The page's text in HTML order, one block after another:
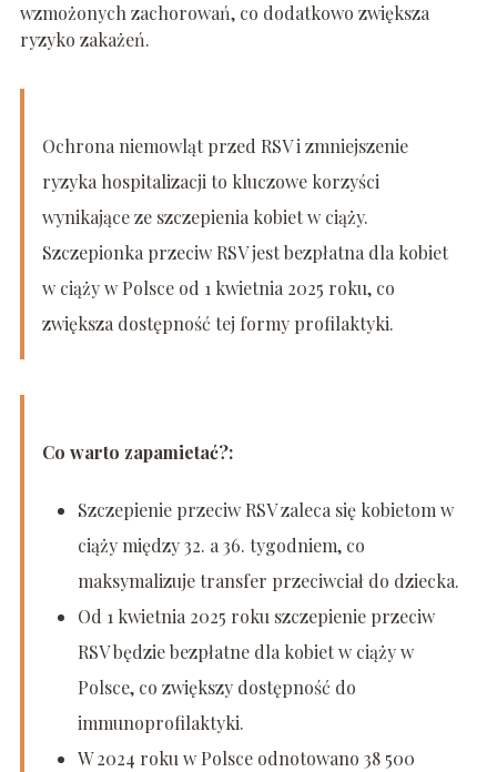
wzmożonych zachorowań, co dodatkowo zwiększa
ryzyko zakażeń.
Ochrona niemowląt przed RSV i zmniejszenie
ryzyka hospitalizacji to kluczowe korzyści
wynikające ze szczepienia kobiet w ciąży.
Szczepionka przeciw RSV jest bezpłatna dla kobiet
w ciąży w Polsce od 1 kwietnia 2025 roku, co
zwiększa dostępność tej formy profilaktyki.
Co warto zapamietać?:
Szczepienie przeciw RSV zaleca się kobietom w
ciąży między 32. a 36. tygodniem, co
maksymalizuje transfer przeciwciał do dziecka.
Od 1 kwietnia 2025 roku szczepienie przeciw
RSV będzie bezpłatne dla kobiet w ciąży w
Polsce, co zwiększy dostępność do
immunoprofilaktyki.
W 2024 roku w Polsce odnotowano 38 500